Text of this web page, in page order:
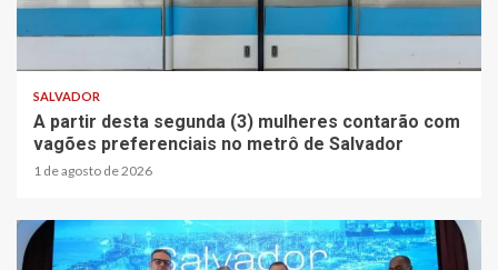
SALVADOR
A partir desta segunda (3) mulheres contarão com
vagões preferenciais no metrô de Salvador
1 de agosto de 2026